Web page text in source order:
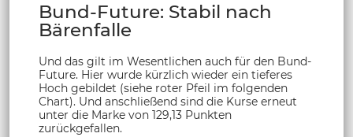
Bund-Future: Stabil nach
Bärenfalle
Und das gilt im Wesentlichen auch für den Bund-
Future. Hier wurde kürzlich wieder ein tieferes
Hoch gebildet (siehe roter Pfeil im folgenden
Chart). Und anschließend sind die Kurse erneut
unter die Marke von 129,13 Punkten
zurückgefallen.